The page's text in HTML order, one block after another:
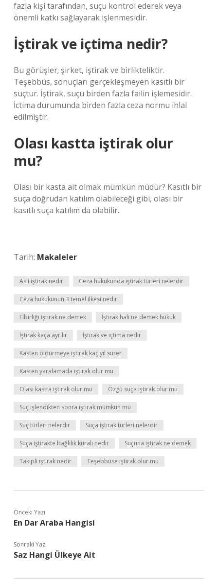
fazla kişi tarafından, suçu kontrol ederek veya
önemli katkı sağlayarak işlenmesidir.
İştirak ve içtima nedir?
Bu görüşler; şirket, iştirak ve birlikteliktir.
Teşebbüs, sonuçları gerçekleşmeyen kasıtlı bir
suçtur. İştirak, suçu birden fazla failin işlemesidir.
İctima durumunda birden fazla ceza normu ihlal
edilmiştir.
Olası kastta iştirak olur
mu?
Olası bir kasta ait olmak mümkün müdür? Kasıtlı bir
suça doğrudan katılım olabileceği gibi, olası bir
kasıtlı suça katılım da olabilir.
Tarih: Makaleler
Asli iştirak nedir Ceza hukukunda iştirak türleri nelerdir
Ceza hukukunun 3 temel ilkesi nedir
Elbirliği iştirak ne demek İştirak hali ne demek hukuk
İştirak kaça ayrılır İştirak ve içtima nedir
Kasten öldürmeye iştirak kaç yıl sürer
Kasten yaralamada iştirak olur mu
Olası kastta iştirak olur mu Özgü suça iştirak olur mu
Suç işlendikten sonra iştirak mümkün mü
Suç türleri nelerdir Suça iştirak türleri nelerdir
Suça iştirakte bağlılık kuralı nedir Suçuna iştirak ne demek
Takipli iştirak nedir Teşebbüse iştirak olur mu
Önceki Yazı
En Dar Araba Hangisi
Sonraki Yazı
Saz Hangi Ülkeye Ait